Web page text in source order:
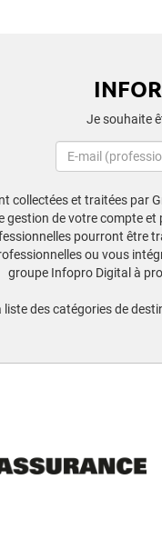
Je souhaite
collectées et traitées par
gestion de votre compte
pourront être
ou vous
groupe Infopro Digital à
des catégories de